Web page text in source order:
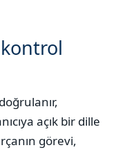
açık bir dille
görevi,